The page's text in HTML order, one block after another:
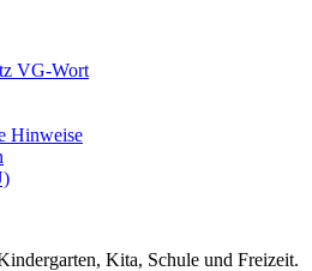
VG-Wort
Hinweise
Kita, Schule und Freizeit.